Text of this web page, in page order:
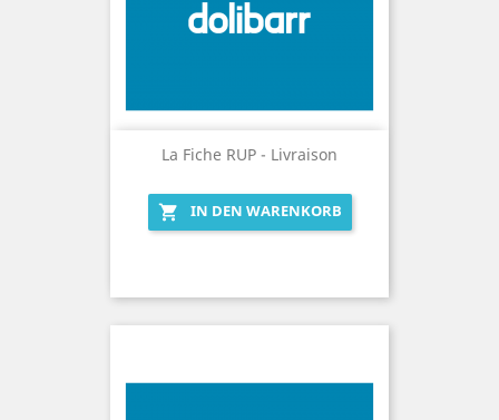
La Fiche RUP - Livraison
 IN DEN WARENKORB